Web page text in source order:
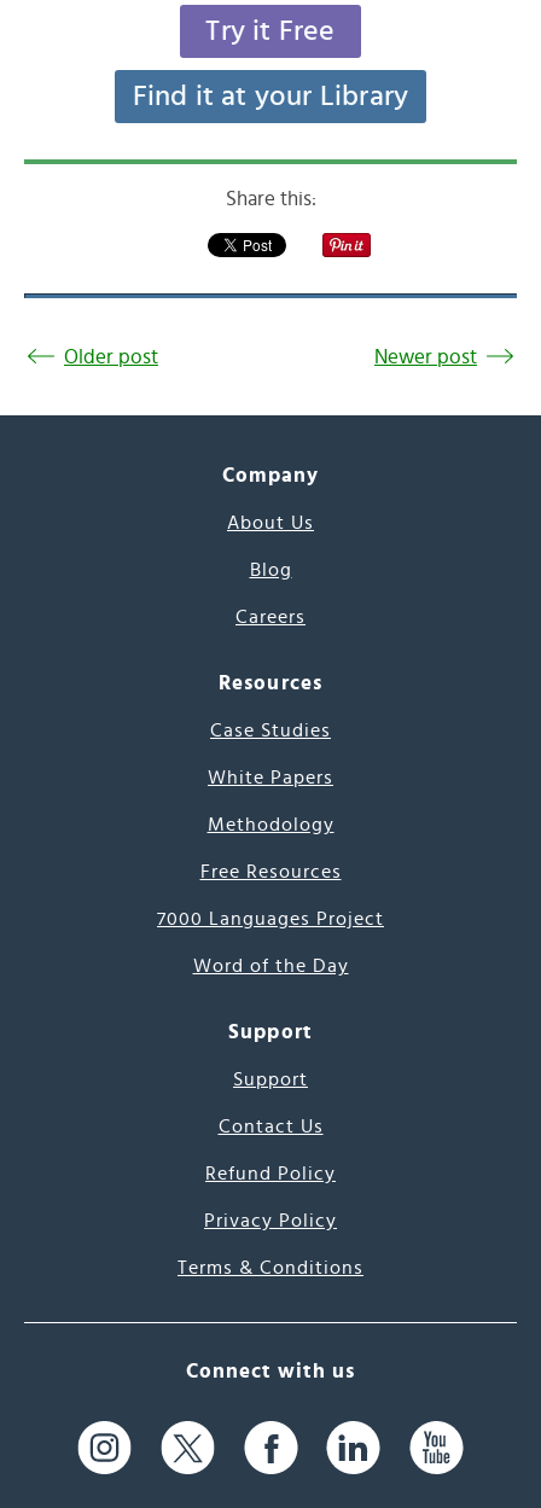
Try it Free
Find it at your Library
Share this:
Older post Newer post
Company
About Us
Blog
Careers
Resources
Case Studies
White Papers
Methodology
Free Resources
7000 Languages Project
Word of the Day
Support
Support
Contact Us
Refund Policy
Privacy Policy
Terms & Conditions
Connect with us